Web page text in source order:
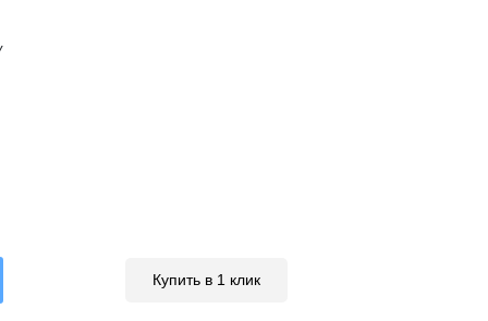
Купить в 1 клик